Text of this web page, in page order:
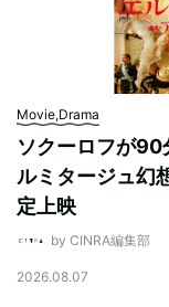
Movie,Drama
ソクーロフが90
ルミタージュ幻
定上映
by CINRA編集部
2026.08.07